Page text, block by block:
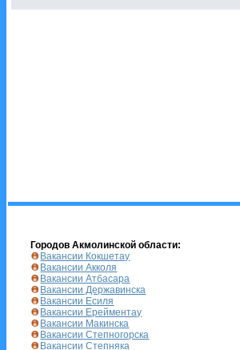
Городов Акмолинской области:
Вакансии Кокшетау
Вакансии Акколя
Вакансии Атбасара
Вакансии Державинска
Вакансии Есиля
Вакансии Ерейментау
Вакансии Макинска
Вакансии Степногорска
Вакансии Степняка